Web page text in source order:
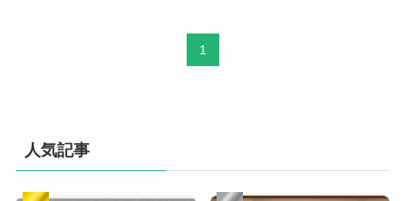
1
人気記事